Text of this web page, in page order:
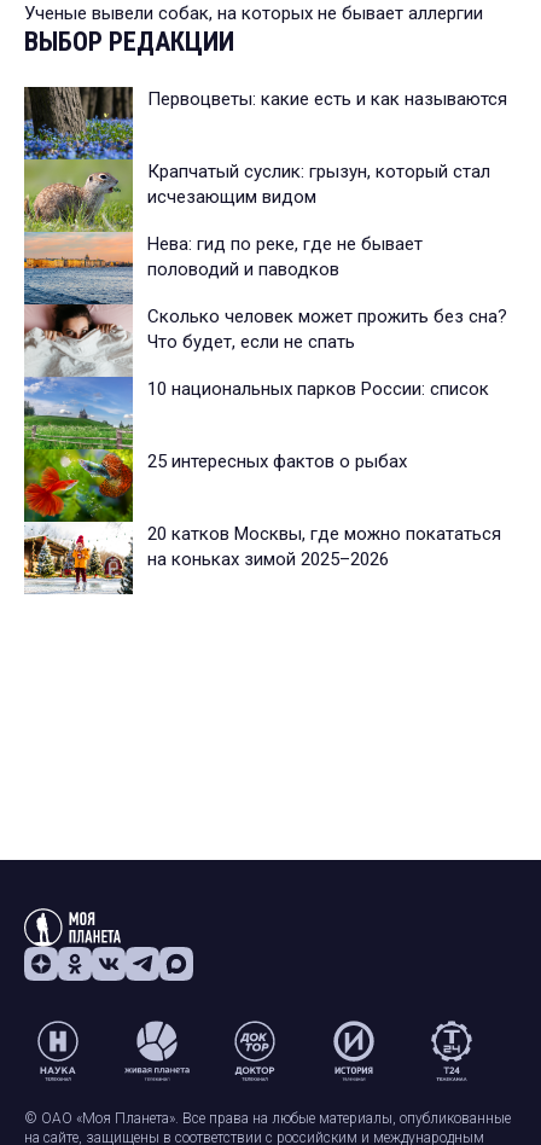
Ученые вывели собак, на которых не бывает аллергии
ВЫБОР РЕДАКЦИИ
Первоцветы: какие есть и как называются
Крапчатый суслик: грызун, который стал
исчезающим видом
Нева: гид по реке, где не бывает
половодий и паводков
Сколько человек может прожить без сна?
Что будет, если не спать
10 национальных парков России: список
25 интересных фактов о рыбах
20 катков Москвы, где можно покататься
на коньках зимой 2025–2026
© ОАО «Моя Планета». Все права на любые материалы, опубликованные
на сайте, защищены в соответствии с российским и международным